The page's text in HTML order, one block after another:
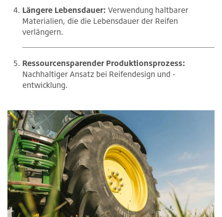
Längere Lebensdauer: Verwendung haltbarer
Materialien, die die Lebensdauer der Reifen
verlängern.
Ressourcensparender Produktionsprozess:
Nachhaltiger Ansatz bei Reifendesign und -
entwicklung.